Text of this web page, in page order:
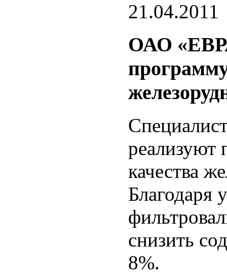
21.04.2011
ОАО
реализуют
качества
Благодаря
снизить
8%.